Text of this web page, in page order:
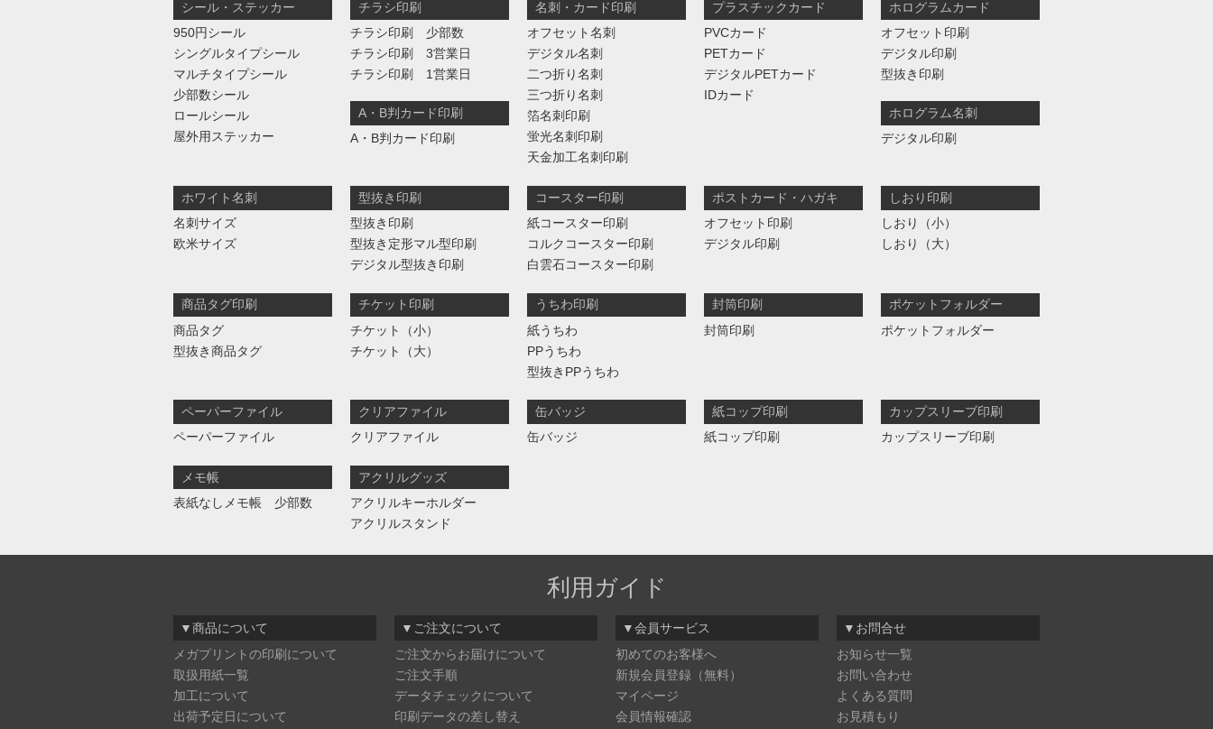
シール・ステッカー
950円シール
シングルタイプシール
マルチタイプシール
少部数シール
ロールシール
屋外用ステッカー
チラシ印刷
チラシ印刷 少部数
チラシ印刷 3営業日
チラシ印刷 1営業日
A・B判カード印刷
A・B判カード印刷
名刺・カード印刷
オフセット名刺
デジタル名刺
二つ折り名刺
三つ折り名刺
箔名刺印刷
蛍光名刺印刷
天金加工名刺印刷
プラスチックカード
PVCカード
PETカード
デジタルPETカード
IDカード
ホログラムカード
オフセット印刷
デジタル印刷
型抜き印刷
ホログラム名刺
デジタル印刷
ホワイト名刺
名刺サイズ
欧米サイズ
型抜き印刷
型抜き印刷
型抜き定形マル型印刷
デジタル型抜き印刷
コースター印刷
紙コースター印刷
コルクコースター印刷
白雲石コースター印刷
ポストカード・ハガキ
オフセット印刷
デジタル印刷
しおり印刷
しおり（小）
しおり（大）
商品タグ印刷
商品タグ
型抜き商品タグ
チケット印刷
チケット（小）
チケット（大）
うちわ印刷
紙うちわ
PPうちわ
型抜きPPうちわ
封筒印刷
封筒印刷
ポケットフォルダー
ポケットフォルダー
ペーパーファイル
ペーパーファイル
クリアファイル
クリアファイル
缶バッジ
缶バッジ
紙コップ印刷
紙コップ印刷
カップスリーブ印刷
カップスリーブ印刷
メモ帳
表紙なしメモ帳 少部数
アクリルグッズ
アクリルキーホルダー
アクリルスタンド
利用ガイド
▼商品について
メガプリントの印刷について
取扱用紙一覧
加工について
出荷予定日について
▼ご注文について
ご注文からお届けについて
ご注文手順
データチェックについて
印刷データの差し替え
▼会員サービス
初めてのお客様へ
新規会員登録（無料）
マイページ
会員情報確認
▼お問合せ
お知らせ一覧
お問い合わせ
よくある質問
お見積もり